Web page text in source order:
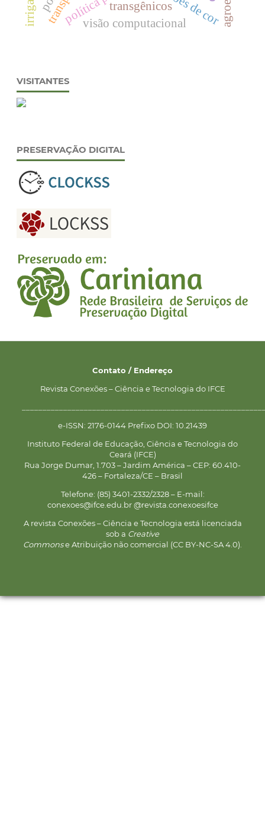
visão computacional
transgênicos
VISITANTES
PRESERVAÇÃO DIGITAL
Contato / Endereço
Revista Conexões – Ciência e Tecnologia do IFCE
e-ISSN: 2176-0144 Prefixo DOI: 10.21439
Instituto Federal de Educação, Ciência e Tecnologia do
Ceará (IFCE)
Rua Jorge Dumar, 1.703 – Jardim América – CEP: 60.410-
426 – Fortaleza/CE – Brasil
Telefone: (85) 3401-2332/2328 – E-mail:
conexoes@ifce.edu.br @revista.conexoesifce
A revista Conexões – Ciência e Tecnologia está licenciada
sob a Creative
Commonse Atribuição não comercial (CC BY-NC-SA 4.0).